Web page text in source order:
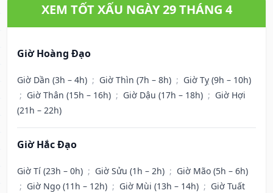
XEM TỐT XẤU NGÀY 29 THÁNG 4
Giờ Hoàng Đạo
Giờ Dần (3h – 4h) ; Giờ Thìn (7h – 8h) ; Giờ Tỵ (9h – 10h)
; Giờ Thân (15h – 16h) ; Giờ Dậu (17h – 18h) ; Giờ Hợi
(21h – 22h)
Giờ Hắc Đạo
Giờ Tí (23h – 0h) ; Giờ Sửu (1h – 2h) ; Giờ Mão (5h – 6h)
; Giờ Ngọ (11h – 12h) ; Giờ Mùi (13h – 14h) ; Giờ Tuất